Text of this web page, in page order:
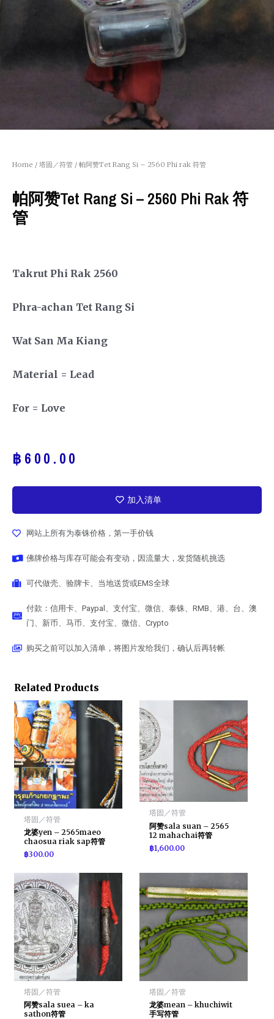
Home / 塔固／符管 / 帕阿赞Tet Rang Si – 2560 Phi rak 符管
帕阿赞Tet Rang Si – 2560 Phi Rak 符
管
Takrut Phi Rak 2560
Phra-achan Tet Rang Si
Wat San Ma Kiang
Material = Lead
For = Love
฿ 600.00
加入清单
网站上所有为泰铢价格，第一手价钱
佛牌价格与库存可能会有变动，因流量大，发货随机挑选
可代做壳、验牌卡、当地送货或EMS全球
付款：信用卡、Paypal、支付宝、微信、泰铢、RMB、港、台、澳
门、新币、马币、支付宝、微信、Crypto
购买之前可以加入清单，将图片发给我们，确认后再转帐
Related Products
塔固／符管
龙婆yen – 2565maeo
chaosua riak sap符管
฿300.00
塔固／符管
阿赞sala suan – 2565
12 mahachai符管
฿1,600.00
塔固／符管
阿赞sala suea – ka
sathon符管
塔固／符管
龙婆mean – khuchiwit
手写符管